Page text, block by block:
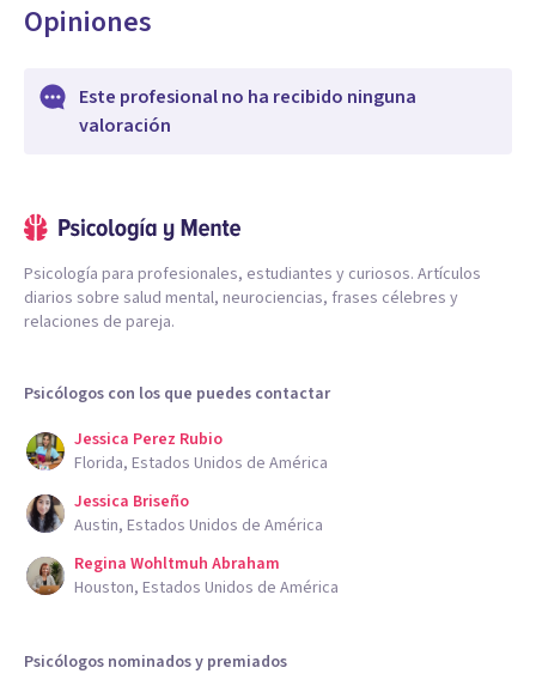
Opiniones
Este profesional no ha recibido ninguna
valoración
Psicología para profesionales, estudiantes y curiosos. Artículos
diarios sobre salud mental, neurociencias, frases célebres y
relaciones de pareja.
Psicólogos con los que puedes contactar
Jessica Perez Rubio
Florida, Estados Unidos de América
Jessica Briseño
Austin, Estados Unidos de América
Regina Wohltmuh Abraham
Houston, Estados Unidos de América
Psicólogos nominados y premiados